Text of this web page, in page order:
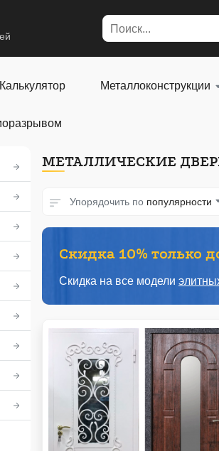
Калькулятор Металлоконструкции
МЕТАЛЛИЧЕСКИЕ
Упорядочить по популярности
Скидка 10% только
Скидка на все модели